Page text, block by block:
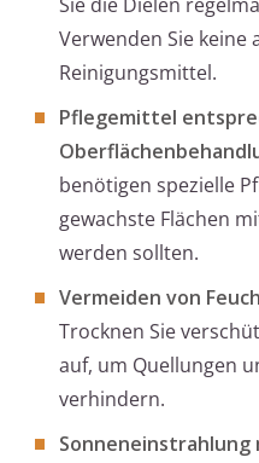
Verwenden Sie keine
Reinigungsmittel.
Pflegemittel
benötigen spezielle
gewachste Flächen
werden sollten.
Vermeiden von
Trocknen Sie
auf, um Quellungen
verhindern.
Sonneneinstrahlung